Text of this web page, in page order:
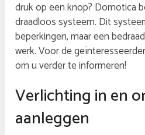
druk op een knop? Domotica
draadloos systeem. Dit
beperkingen, maar een
werk. Voor de
om u verder te informeren!
Verlichting in en
aanleggen